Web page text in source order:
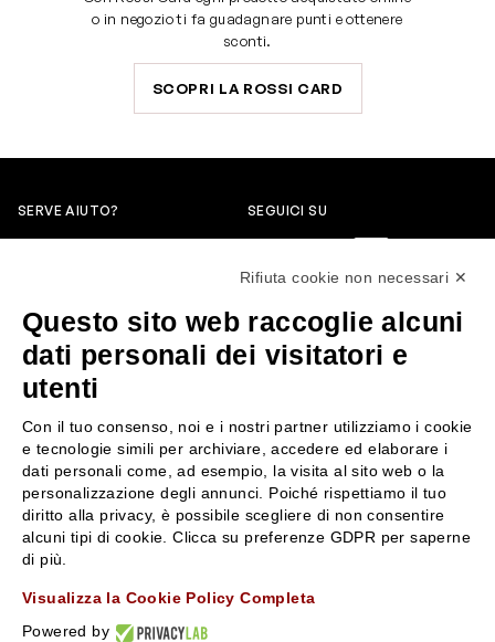
o in negozio ti fa guadagnare punti e ottenere
sconti.
SCOPRI LA ROSSI CARD
SERVE AIUTO?
servizioclienti@rossiprofumi.it
SEGUICI SU
SERVIZIO CLIENTI
Resi e rimborsi
Pagamenti
Spedizione
Condizioni generali di vendita
Privacy Policy
Chi siamo
Contattaci
Negozi
Attiva la Rossi Card
Lavora con noi
Rifiuta cookie non necessari ✕
Questo sito web raccoglie alcuni
dati personali dei visitatori e
utenti
Con il tuo consenso, noi e i nostri partner utilizziamo i cookie
e tecnologie simili per archiviare, accedere ed elaborare i
dati personali come, ad esempio, la visita al sito web o la
personalizzazione degli annunci. Poiché rispettiamo il tuo
diritto alla privacy, è possibile scegliere di non consentire
alcuni tipi di cookie. Clicca su preferenze GDPR per saperne
di più.
Visualizza la Cookie Policy Completa
Powered by